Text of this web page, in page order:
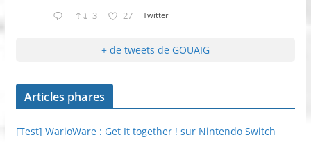
3 27 Twitter
+ de tweets de GOUAIG
Articles phares
[Test] WarioWare : Get It together ! sur Nintendo Switch